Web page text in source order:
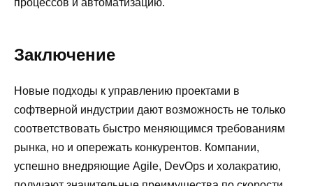
процессов и автоматизацию.
Заключение
Новые подходы к управлению проектами в
софтверной индустрии дают возможность не только
соответствовать быстро меняющимся требованиям
рынка, но и опережать конкурентов. Компании,
успешно внедряющие Agile, DevOps и холакратию,